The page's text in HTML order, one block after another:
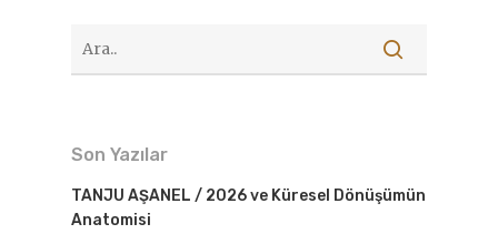
Son Yazılar
TANJU AŞANEL / 2026 ve Küresel Dönüşümün
Anatomisi